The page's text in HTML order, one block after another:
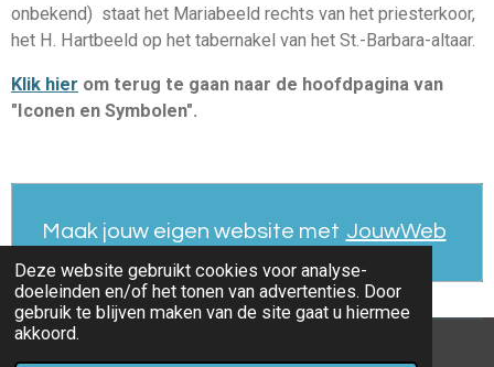
Deze website gebruikt cookies voor analyse-
doeleinden en/of het tonen van advertenties. Door
gebruik te blijven maken van de site gaat u hiermee
akkoord.
onbekend) staat het Mariabeeld rechts van het priesterkoor,
het H. Hartbeeld op het tabernakel van het St.-Barbara-altaar.
Klik hier om terug te gaan naar de hoofdpagina van
"Iconen en Symbolen".
Maak jouw eigen website met JouwWeb